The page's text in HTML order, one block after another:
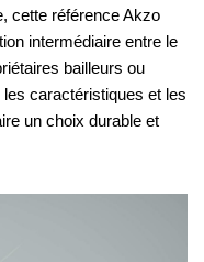
cette référence Akzo
intermédiaire entre le
bailleurs ou
caractéristiques et les
un choix durable et